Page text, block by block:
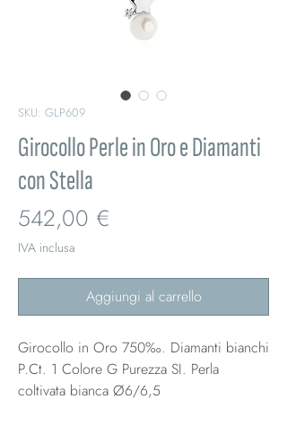
SKU: GLP609
Girocollo Perle in Oro e Diamanti
con Stella
542,00 €
IVA inclusa
Aggiungi al carrello
Girocollo in Oro 750‰. Diamanti bianchi
P.Ct. 1 Colore G Purezza SI. Perla
coltivata bianca Ø6/6,5